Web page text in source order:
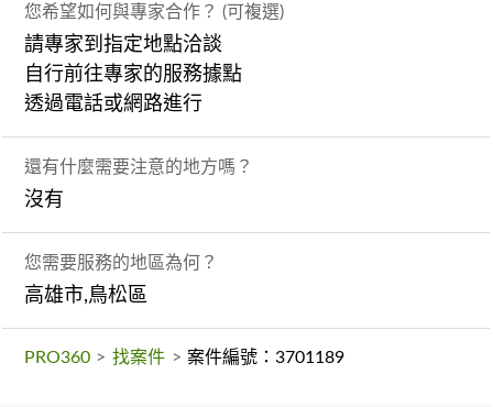
您希望如何與專家合作？ (可複選)
請專家到指定地點洽談
自行前往專家的服務據點
透過電話或網路進行
還有什麼需要注意的地方嗎？
沒有
您需要服務的地區為何？
高雄市,鳥松區
PRO360 > 找案件 > 案件編號：3701189